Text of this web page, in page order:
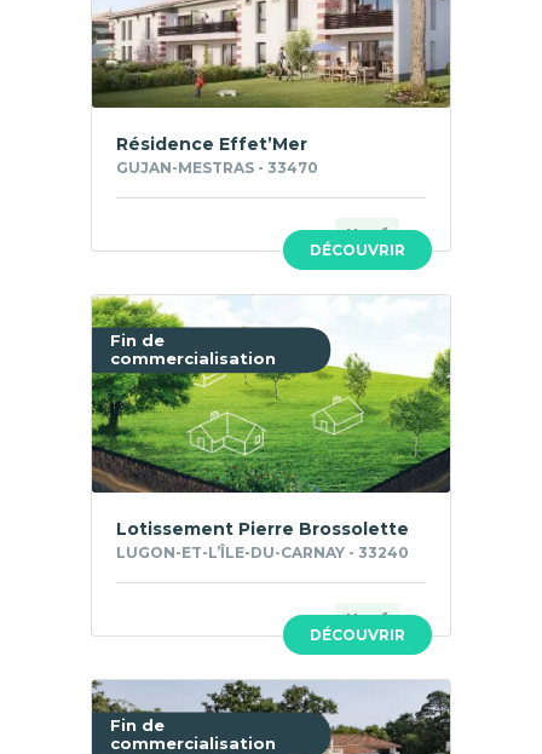
DÉCOUVRIR
Résidence Effet’Mer
GUJAN-MESTRAS - 33470
Neuf
Fin de
commercialisation
DÉCOUVRIR
Lotissement Pierre Brossolette
LUGON-ET-L’ÎLE-DU-CARNAY - 33240
Neuf
Fin de
commercialisation